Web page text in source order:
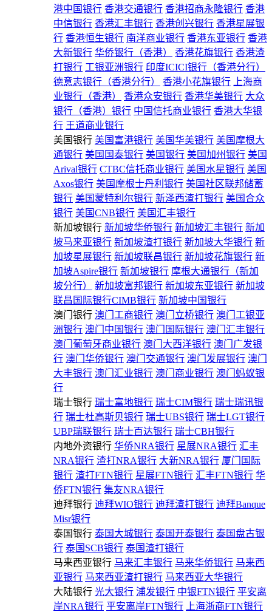
港中国银行 香港交通银行 香港招商永隆银行 香港
中信银行 香港汇丰银行 香港创兴银行 香港星展银
行 香港恒生银行 南洋商业银行 香港东亚银行 香港
大新银行 华侨银行（香港） 香港花旗银行 香港渣
打银行 工银亚洲银行 印度ICICI银行（香港分行）
德意志银行（香港分行）
香港小花旗银行
上海商
业银行（香港）
香港众安银行 香港华美银行 大众
银行（香港）银行 中国信托商业银行 香港大华银
行 王道商业银行
美国银行 美国富港银行 美国华美银行 美国摩根大
通银行 美国国泰银行 美国银行 美国加州银行 美国
Arival银行 CTBC信托商业银行 美国水星银行 美国
Axos银行 美国摩根士丹利银行 美国社区联邦储蓄
银行 美国蒙特利尔银行 新泽西渣打银行 美国合众
银行 美国CNB银行 美国汇丰银行
新加坡银行 新加坡华侨银行 新加坡汇丰银行 新加
坡马来亚银行 新加坡渣打银行 新加坡大华银行 新
加坡星展银行 新加坡联昌银行 新加坡花旗银行 新
加坡Aspire银行 新加坡银行 摩根大通银行（新加
坡分行）
新加坡富邦银行 新加坡东亚银行 新加坡
联昌国际银行CIMB银行 新加坡中国银行
澳门银行 澳门工商银行 澳门立桥银行 澳门工银亚
洲银行 澳门中国银行 澳门国际银行 澳门汇丰银行
澳门葡萄牙商业银行 澳门大西洋银行 澳门广发银
行 澳门华侨银行 澳门交通银行 澳门发展银行 澳门
大丰银行 澳门汇业银行 澳门商业银行 澳门蚂蚁银
行
瑞士银行 瑞士富地银行 瑞士CIM银行 瑞士瑞讯银
行 瑞士杜高斯贝银行 瑞士UBS银行 瑞士LGT银行
UBP瑞联银行 瑞士百达银行 瑞士CBH银行
内地外资银行 华侨NRA银行 星展NRA银行 汇丰
NRA银行 渣打NRA银行 大新NRA银行 厦门国际
银行 渣打FTN银行 星展FTN银行 汇丰FTN银行 华
侨FTN银行 集友NRA银行
迪拜银行 迪拜WIO银行 迪拜渣打银行 迪拜Banque
Misr银行
泰国银行 泰国大城银行 泰国开泰银行 泰国盘古银
行 泰国SCB银行 泰国渣打银行
马来西亚银行 马来汇丰银行 马来华侨银行 马来西
亚银行 马来西亚渣打银行 马来西亚大华银行
大陆银行 光大银行 浦发银行 中银FTN银行 平安离
岸NRA银行 平安离岸FTN银行
上海浙商FTN银行